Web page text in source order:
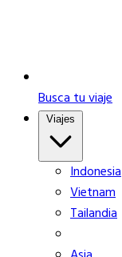
Busca tu viaje
Indonesia
Vietnam
Tailandia